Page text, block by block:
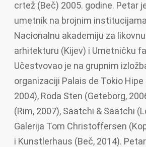
crtež (Beč) 2005. godine. Petar
umetnik na brojnim
Nacionalnu akademiju za
arhitekturu (Kijev) i Umetničku
Učestvovao je na grupnim
organizaciji Palais de Tokio Hipe
2004), Roda Sten (Geteborg,
(Rim, 2007), Saatchi & Saatchi
Galerija Tom Christoffersen
i Kunstlerhaus (Beč, 2014).